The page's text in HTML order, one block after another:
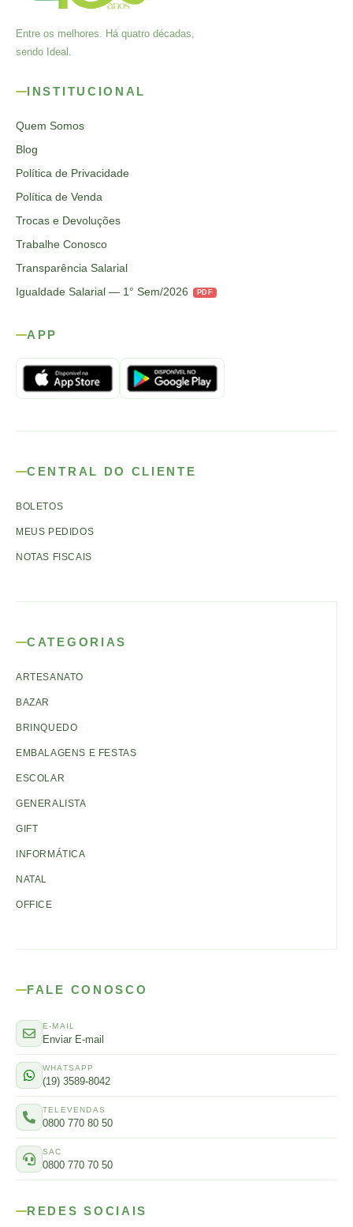
Entre os melhores. Há quatro décadas,
sendo Ideal.
INSTITUCIONAL
Quem Somos
Blog
Política de Privacidade
Política de Venda
Trocas e Devoluções
Trabalhe Conosco
Transparência Salarial
Igualdade Salarial — 1° Sem/2026
PDF
APP
CENTRAL DO CLIENTE
BOLETOS
MEUS PEDIDOS
NOTAS FISCAIS
CATEGORIAS
ARTESANATO
BAZAR
BRINQUEDO
EMBALAGENS E FESTAS
ESCOLAR
GENERALISTA
GIFT
INFORMÁTICA
NATAL
OFFICE
FALE CONOSCO
E-MAIL
Enviar E-mail
WHATSAPP
(19) 3589-8042
TELEVENDAS
0800 770 80 50
SAC
0800 770 70 50
REDES SOCIAIS